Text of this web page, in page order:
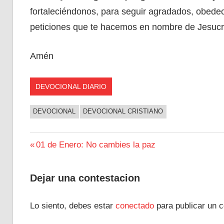
fortaleciéndonos, para seguir agradados,
peticiones que te hacemos en nombre de
Amén
DEVOCIONAL DIARIO
DEVOCIONAL DEVOCIONAL CRISTIANO
Navegación
entradas
Entrada
01 de Enero: No cambies la paz
Dejar una contestacion
Lo siento, debes estar conectadopara publicar un